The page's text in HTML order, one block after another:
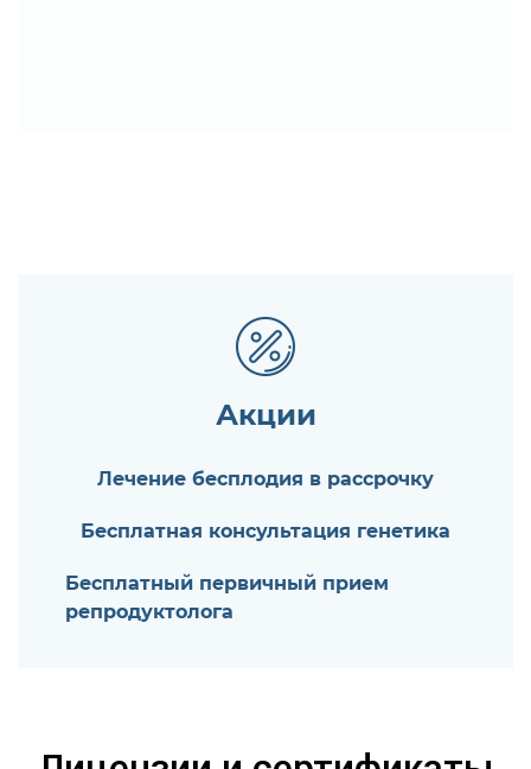
Акции
Лечение бесплодия в рассрочку
Бесплатная консультация генетика
Бесплатный первичный прием
репродуктолога